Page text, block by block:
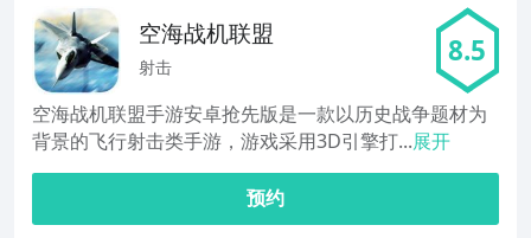
空海战机联盟
射击 8.5
空海战机联盟手游安卓抢先版是一款以历史战争题材为
背景的飞行射击类手游，游戏采用3D引擎打...展开
预约